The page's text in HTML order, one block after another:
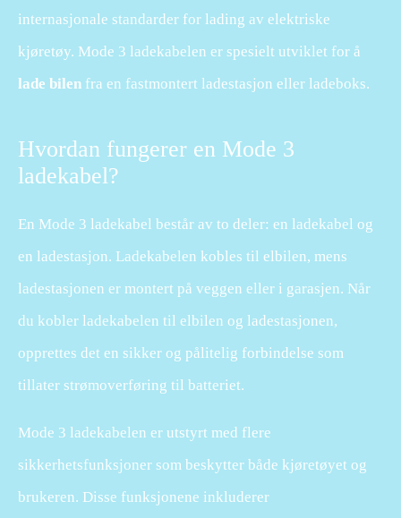
internasjonale standarder for lading av elektriske
kjøretøy. Mode 3 ladekabelen er spesielt utviklet for å
lade bilen fra en fastmontert ladestasjon eller ladeboks.
Hvordan fungerer en Mode 3
ladekabel?
En Mode 3 ladekabel består av to deler: en ladekabel og
en ladestasjon. Ladekabelen kobles til elbilen, mens
ladestasjonen er montert på veggen eller i garasjen. Når
du kobler ladekabelen til elbilen og ladestasjonen,
opprettes det en sikker og pålitelig forbindelse som
tillater strømoverføring til batteriet.
Mode 3 ladekabelen er utstyrt med flere
sikkerhetsfunksjoner som beskytter både kjøretøyet og
brukeren. Disse funksjonene inkluderer